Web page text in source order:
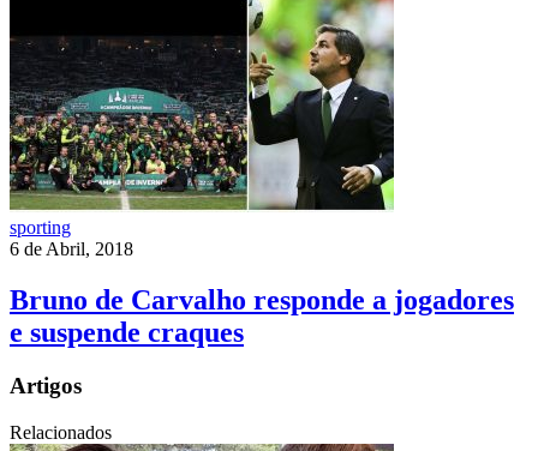
sporting
6 de Abril, 2018
Bruno de Carvalho responde a jogadores
e suspende craques
Artigos
Relacionados